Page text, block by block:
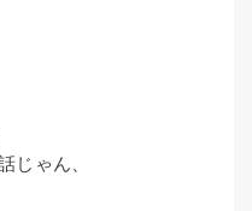
じゃん、